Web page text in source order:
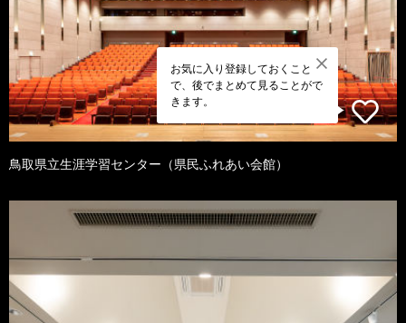
お気に入り登録しておくこと
で、後でまとめて見ることがで
きます。
鳥取県立生涯学習センター（県民ふれあい会館）